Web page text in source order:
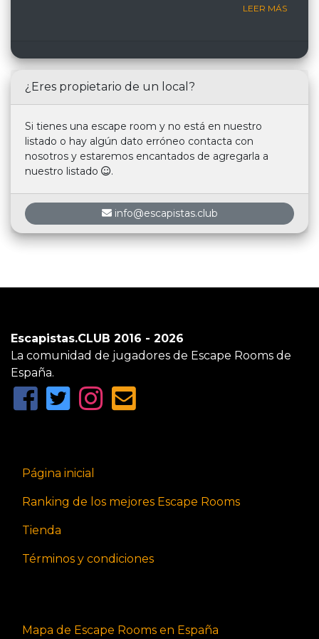
LEER MÁS
¿Eres propietario de un local?
Si tienes una escape room y no está en nuestro
listado o hay algún dato erróneo contacta con
nosotros y estaremos encantados de agregarla a
nuestro listado
.
info@escapistas.club
Escapistas.CLUB 2016 - 2026
La comunidad de jugadores de Escape Rooms de
España.
Página inicial
Ranking de los mejores Escape Rooms
Tienda
Términos y condiciones
Mapa de Escape Rooms en España